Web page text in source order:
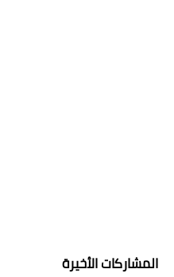
المشاركات الأخيرة